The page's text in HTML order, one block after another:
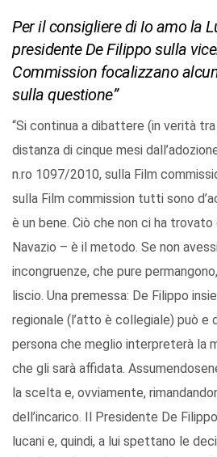
Per il consigliere di Io amo la
presidente De Filippo sulla
Commission focalizzano
sulla questione”
“Si continua a dibattere (in verità
distanza di cinque mesi
n.ro 1097/2010, sulla Film
sulla Film commission tutti sono
è un bene. Ciò che non ci ha
Navazio – è il metodo. Se non
incongruenze, che pure
liscio. Una premessa: De Filippo
regionale (l’atto è collegiale) può e
persona che meglio interpreterà la
che gli sarà affidata.
la scelta e, ovviamente,
dell’incarico. Il Presidente De
lucani e, quindi, a lui spettano le